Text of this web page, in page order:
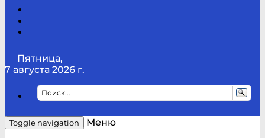
Пятница,
7 августа 2026 г.
Toggle navigation
Меню